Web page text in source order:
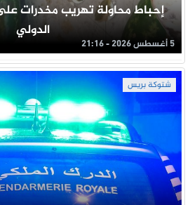
إحباط محاولة تهريب مخدرات
الدولي
5 أغسطس 2026 - 21:16
شتوكة بريس